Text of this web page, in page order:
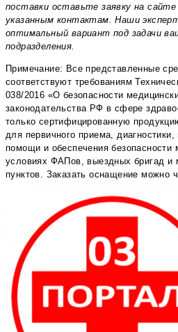
поставки оставьте заявку на
указанным контактам. Наши
оптимальный вариант под задачи
подразделения.
Примечание: Все представленные
соответствуют требованиям
038/2016 «О безопасности
законодательства РФ в сфере
только сертифицированную
для первичного приема,
помощи и обеспечения безопасности
условиях ФАПов, выездных бригад и
пунктов. Заказать оснащение можно